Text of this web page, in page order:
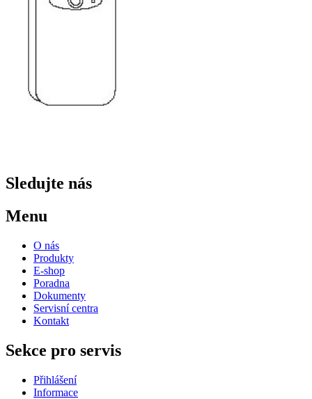
Sledujte nás
Menu
O nás
Produkty
E-shop
Poradna
Dokumenty
Servisní centra
Kontakt
Sekce pro servis
Přihlášení
Informace